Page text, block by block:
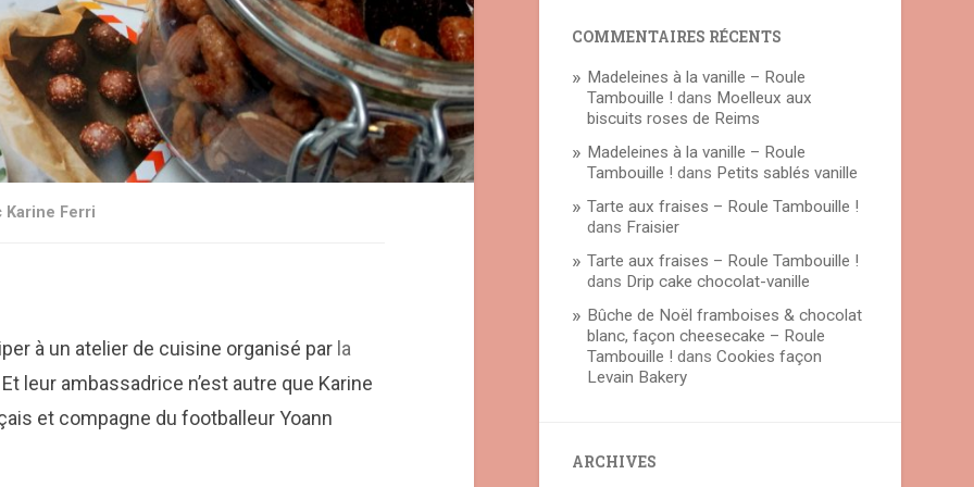
Karine Ferri
à un atelier de cuisine organisé par la
leur ambassadrice n’est autre que Karine
et compagne du footballeur Yoann
COMMENTAIRES RÉCENTS
Madeleines à la vanille – Roule
Tambouille ! dans Moelleux aux
biscuits roses de Reims
Madeleines à la vanille – Roule
Tambouille ! dans Petits sablés vanille
Tarte aux fraises – Roule Tambouille !
dans Fraisier
Tarte aux fraises – Roule Tambouille !
dans Drip cake chocolat-vanille
Bûche de Noël framboises & chocolat
blanc, façon cheesecake – Roule
Tambouille ! dansCookies façon
Levain Bakery
ARCHIVES